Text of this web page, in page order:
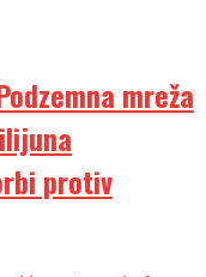
mreža
protiv